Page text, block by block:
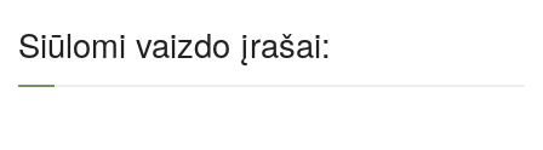
Siūlomi vaizdo įrašai: